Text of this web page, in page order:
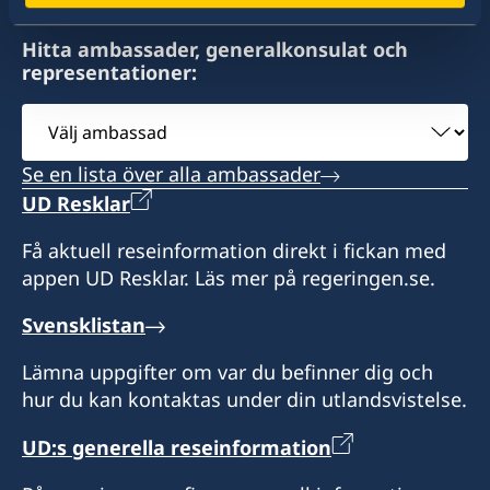
Distrikt: Puerto Rico och U.S. Virgin Islands
Öppettider: måndag-fredag kl 08.00-17.00.
Hitta ambassader, generalkonsulat och
representationer:
Välj
ambassad
Se en lista över alla ambassader
UD Resklar
Få aktuell reseinformation direkt i fickan med
appen UD Resklar. Läs mer på regeringen.se.
Svensklistan
Lämna uppgifter om var du befinner dig och
hur du kan kontaktas under din utlandsvistelse.
UD:s generella reseinformation